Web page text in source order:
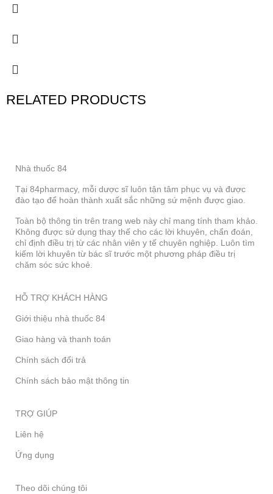
RELATED PRODUCTS
Nhà thuốc 84
Tại 84pharmacy, mỗi dược sĩ luôn tận tâm phục vụ và được
đào tạo để hoàn thành xuất sắc những sứ mệnh được giao.
Toàn bộ thông tin trên trang web này chỉ mang tính tham khảo.
Không được sử dụng thay thế cho các lời khuyên, chẩn đoán,
chỉ định điều trị từ các nhân viên y tế chuyên nghiệp. Luôn tìm
kiếm lời khuyên từ bác sĩ trước một phương pháp điều trị
chăm sóc sức khoẻ.
HỖ TRỢ KHÁCH HÀNG
Giới thiệu nhà thuốc 84
Giao hàng và thanh toán
Chính sách đổi trả
Chính sách bảo mật thông tin
TRỢ GIÚP
Liên hệ
Ứng dụng
Theo dõi chúng tôi